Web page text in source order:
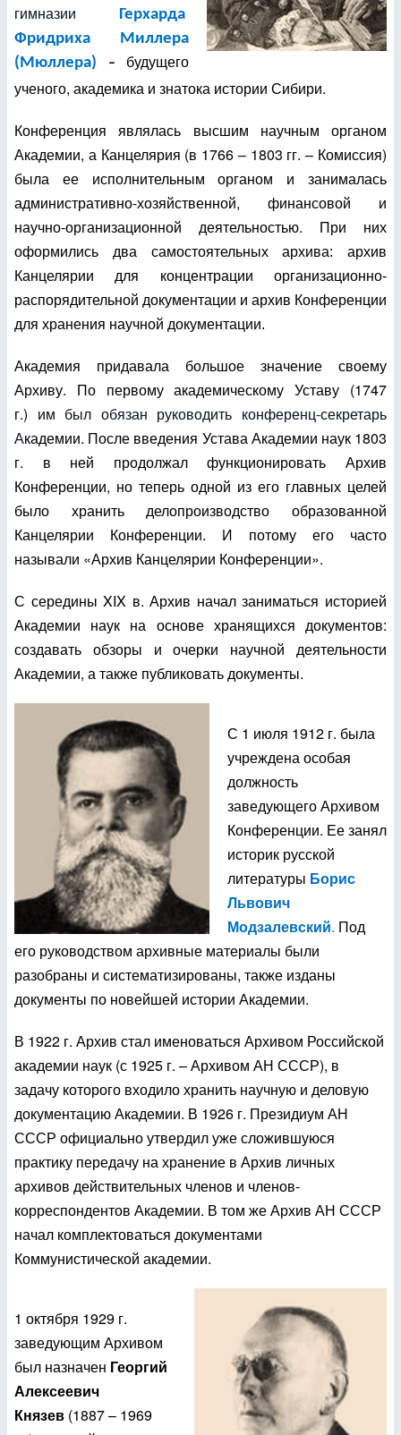
гимназии
Герхарда
Фридриха Миллера
(Мюллера) – будущего
ученого, академика и знатока истории Сибири.
Конференция являлась высшим научным органом
Академии, а Канцелярия (в 1766 – 1803 гг. – Комиссия)
была ее исполнительным органом и занималась
административно-хозяйственной, финансовой и
научно-организационной деятельностью.
При них
оформились два самостоятельных архива: архив
Канцелярии для концентрации организационно-
распорядительной документации и архив Конференции
для хранения научной документации.
Академия придавала большое значение своему
Архиву. По первому академическому Уставу (1747
г.) им был обязан руководить конференц-секретарь
Академии. После введения Устава Академии наук 1803
г. в ней продолжал функционировать Архив
Конференции, но теперь одной из его главных целей
было хранить делопроизводство образованной
Канцелярии Конференции. И потому его часто
называли «Архив Канцелярии Конференции».
С серединыXIX в. Архив начал заниматься историей
Академии наук на основе хранящихся документов:
создавать обзоры и очерки научной деятельности
Академии, а также публиковать документы.
С 1 июля 1912 г. была
учреждена особая
должность
заведующего Архивом
Конференции. Ее занял
историк русской
литературы Борис
Львович
Модзалевский. Под
его руководством архивные материалы были
разобраны и систематизированы, также изданы
документы по новейшей истории Академии.
В 1922 г. Архив стал именоваться Архивом Российской
академии наук (с 1925 г. – Архивом АН СССР), в
задачу которого входило хранить научную и деловую
документацию Академии. В 1926 г. Президиум АН
СССР официально утвердил уже сложившуюся
практику передачу на хранение в Архив личных
архивов действительных членов и членов-
корреспондентов Академии. В том же Архив АН СССР
начал комплектоваться документами
Коммунистической академии.
1 октября 1929 г.
заведующим Архивом
был назначен Георгий
Алексеевич
Князев (1887 – 1969